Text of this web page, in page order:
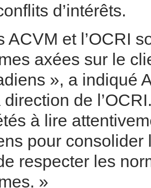
d’intérêts.
ACVM et l’OCRI
axées sur le
», a indiqué
direction de
à lire
pour
respecter les
»